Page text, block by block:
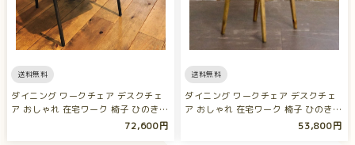
送料無料
ダイニング ワークチェア デスクチェ
ア おしゃれ 在宅ワーク 椅子 ひのき
72,600円
送料無料
ダイニング ワークチェア デスクチェ
ア おしゃれ 在宅ワーク 椅子 ひのき
53,800円